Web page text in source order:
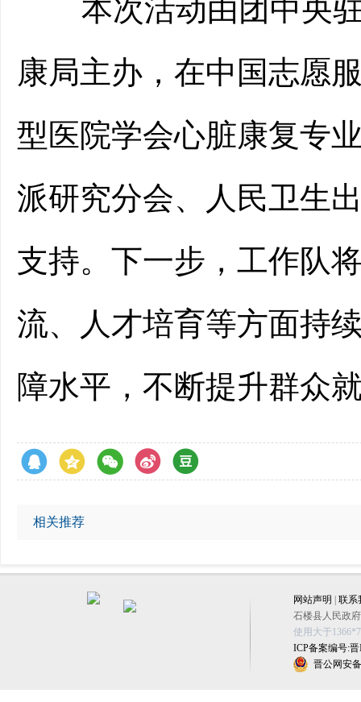
本次活动由团中央驻
康局主办， 在中国志愿
型医院学会心脏康复专
派研究分会、人民卫生
支持。 下一步，工作队
流、
人才培育等方面持
障水平， 不断提升群众
相关推荐
网站声明
联系
石楼县人民政
使用大于
ICP备案编号:晋
晋公网安